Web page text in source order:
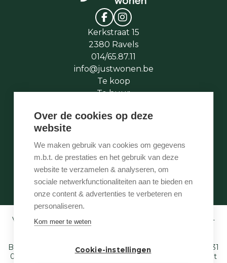
Kerkstraat 15
2380 Ravels
014/65.87.11
info@justwonen.be
Te koop
Te huur
Stukje geschiedenis
Onze services
Contact
Te vroeg
Eigenaarslogin
Vastgoedmakelaar-bemiddelaar BIV België BIV 507.005 -
Belgium (polisnr. 730.390.160) - Derdenrekening: BE97 1431
0000 1849. Toezichthoudende autoriteit: Beroepsinstituut
Over de cookies op deze
website
We maken gebruik van cookies om gegevens
m.b.t. de prestaties en het gebruik van deze
website te verzamelen & analyseren, om
sociale netwerkfunctionaliteiten aan te bieden en
onze content & advertenties te verbeteren en
personaliseren.
Kom meer te weten
Cookie-instellingen